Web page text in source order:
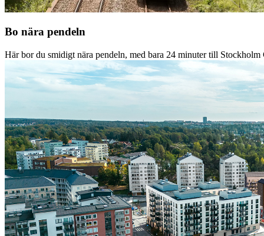
Bo nära pendeln
Här bor du smidigt nära pendeln, med bara 24 minuter till Stockholm